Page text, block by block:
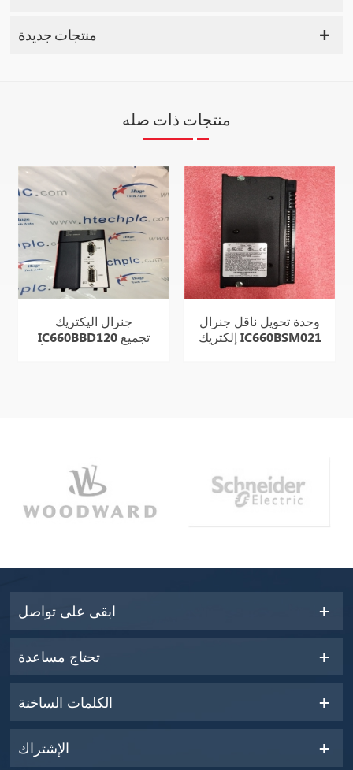
منتجات جديدة
منتجات ذات صله
جنرال اليكتريك
IC660BBD120 تجميع
وحدة تحويل ناقل جنرال
إلكتريك IC660BSM021
ابقى على تواصل
تحتاج مساعدة
الكلمات الساخنة
الإشتراك